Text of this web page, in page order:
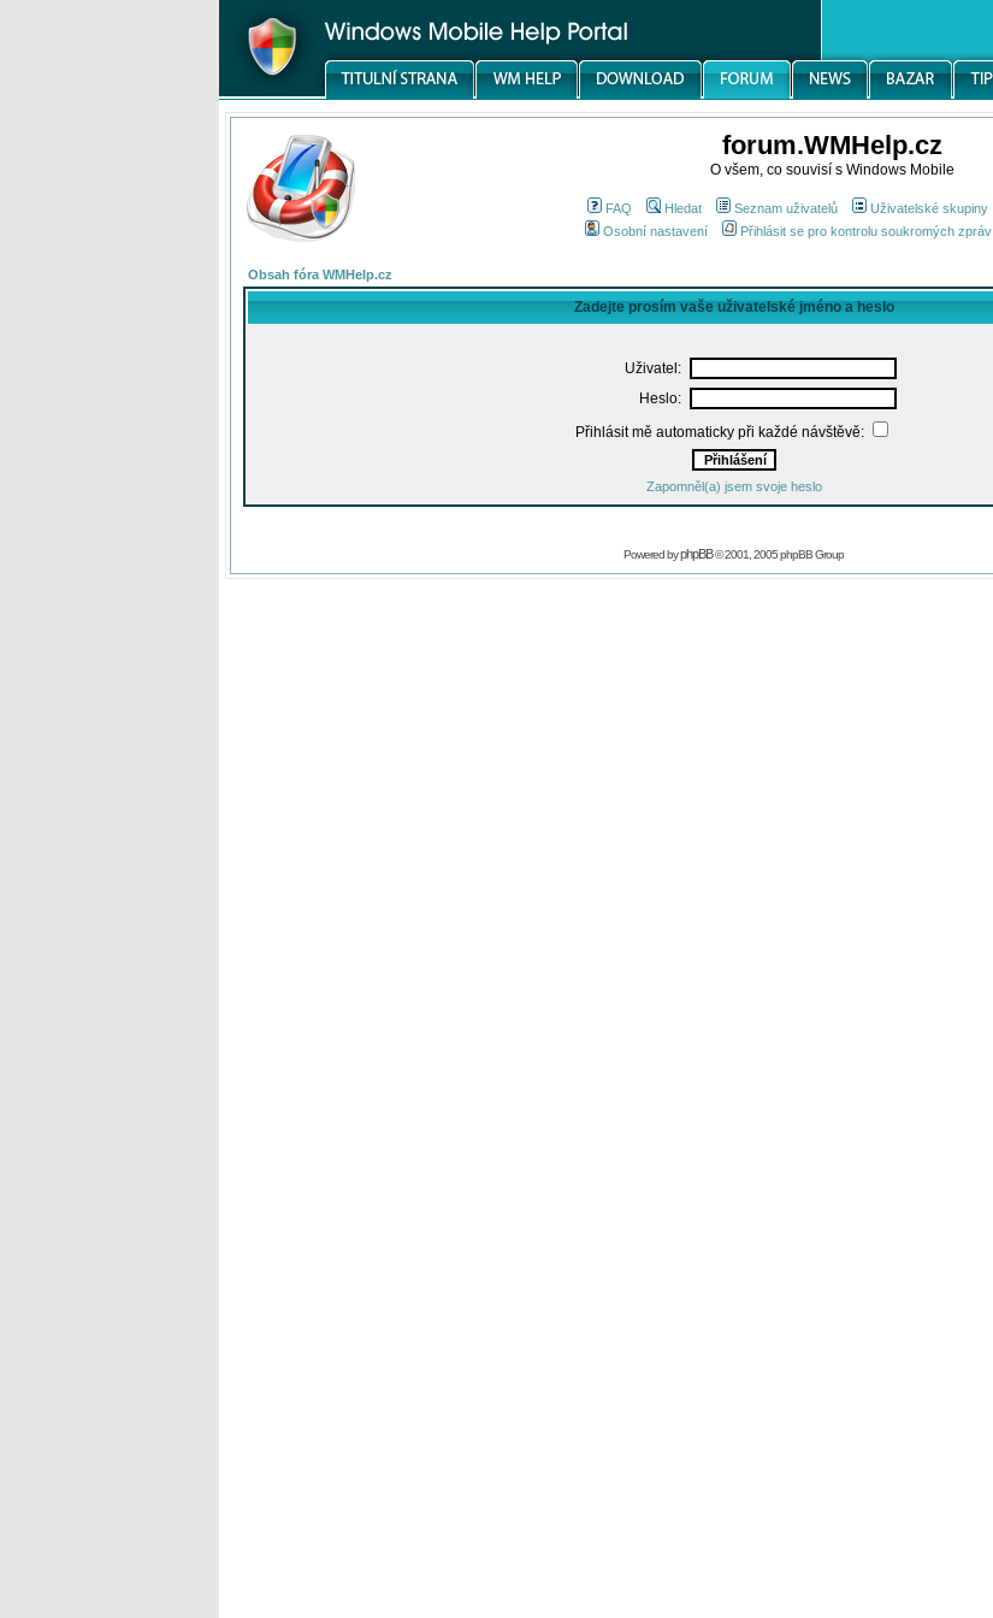
forum.WMHelp.cz
O všem, co souvisí s Windows Mobile
FAQ Hledat Seznam uživatelů Uživatelské skupiny
Osobní nastavení
Přihlásit se pro kontrolu soukromých zpráv
Obsah fóra WMHelp.cz
Zadejte prosím vaše uživatelské jméno a heslo
Uživatel:
Heslo:
Přihlásit mě automaticky při každé návštěvě:
Zapomněl(a) jsem svoje heslo
Powered byphpBB© 2001, 2005 phpBB Group